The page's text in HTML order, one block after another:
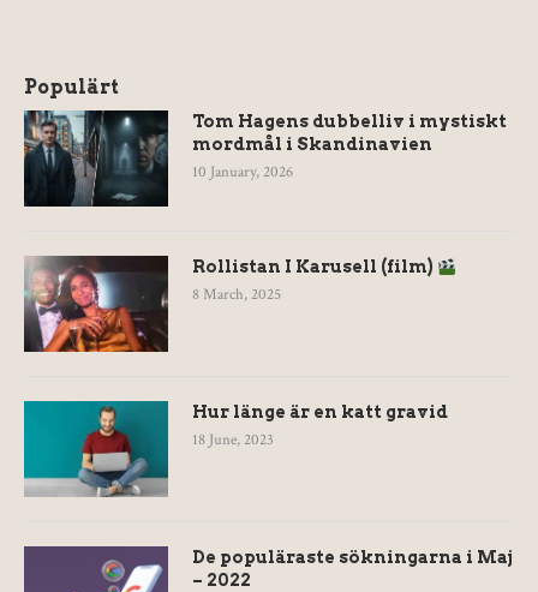
Populärt
Tom Hagens dubbelliv i mystiskt
mordmål i Skandinavien
10 January, 2026
Rollistan I Karusell (film)
8 March, 2025
Hur länge är en katt gravid
18 June, 2023
De populäraste sökningarna i Maj
– 2022